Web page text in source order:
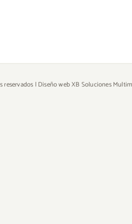
reservados | Diseño webXB Soluciones